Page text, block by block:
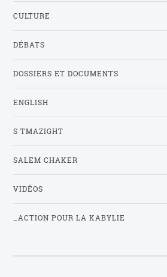
CULTURE
DÉBATS
DOSSIERS ET DOCUMENTS
ENGLISH
S TMAZIGHT
SALEM CHAKER
VIDÉOS
_ACTION POUR LA KABYLIE